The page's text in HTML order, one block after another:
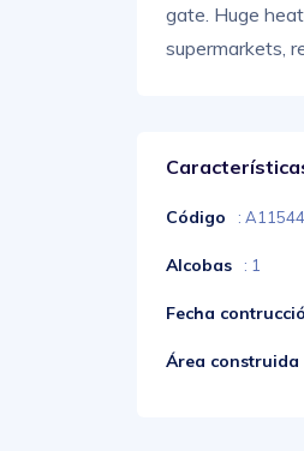
gate. Huge
supermarkets,
Código :
Alcobas : 1
Fecha
Área construida